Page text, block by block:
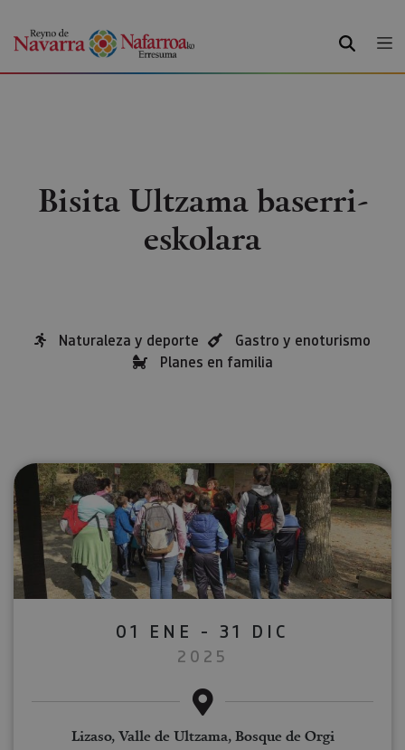
BILATU
Bisita Ultzama baserri-
eskolara
Naturaleza y deporte
Gastro y enoturismo
Planes en familia
01 ENE - 31 DIC
2025
Lizaso, Valle de Ultzama, Bosque de Orgi